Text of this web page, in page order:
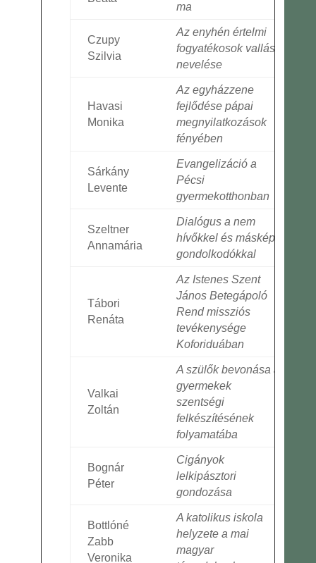
ma
Czupy
Szilvia
Az enyhén értelmi
fogyatékosok vallási
nevelése
Havasi
Monika
Az egyházzene
fejlődése pápai
megnyilatkozások
fényében
Sárkány
Levente
Evangelizáció a
Pécsi
gyermekotthonban
Szeltner
Annamária
Dialógus a nem
hívőkkel és másképp
gondolkodókkal
Tábori
Renáta
Az Istenes Szent
János Betegápoló
Rend missziós
tevékenysége
Koforiduában
Valkai
Zoltán
A szülők bevonása a
gyermekek
szentségi
felkészítésének
folyamatába
Bognár
Péter
Cigányok
lelkipásztori
gondozása
Bottlóné
Zabb
Veronika
A katolikus iskola
helyzete a mai
magyar